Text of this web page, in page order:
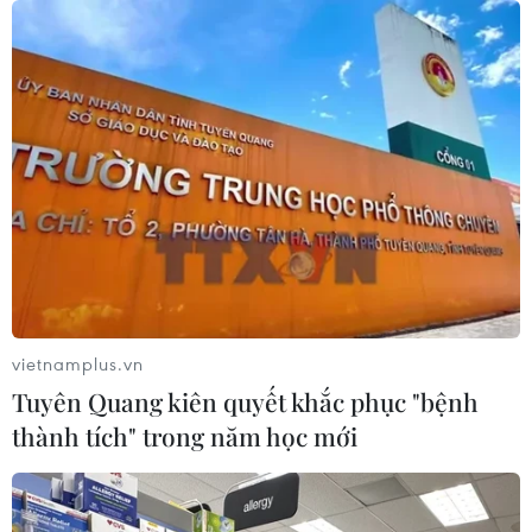
Ngày Văn hóa Việt Nam góp phần lan
tỏa bản sắc dân tộc tại Đức ​
03/08/2026 03:55
Động đất tại Nhật Bản: Cộng đồng
người Việt dần ổn định
Kiều bào - cầu nối lan tỏa hình ảnh
Việt Nam trong kỷ nguyên phát triển
mới
vietnamplus.vn
Tuyên Quang kiên quyết khắc phục "bệnh
thành tích" trong năm học mới